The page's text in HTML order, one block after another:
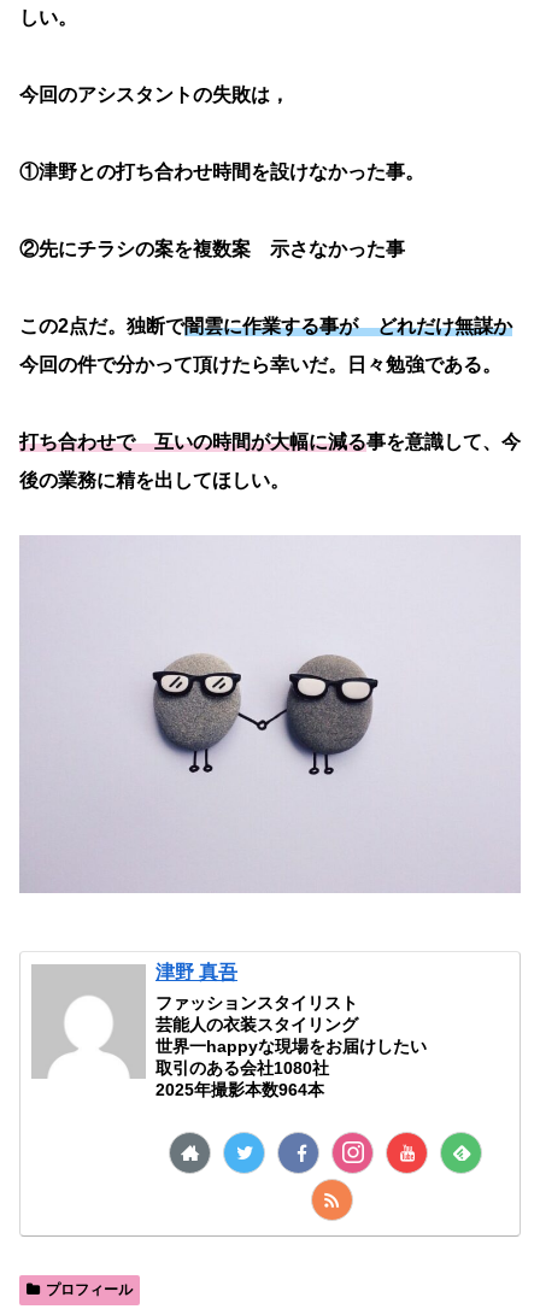
しい。
今回のアシスタントの失敗は，
①津野との打ち合わせ時間を設けなかった事。
②先にチラシの案を複数案 示さなかった事
この2点だ。独断で闇雲に作業する事が どれだけ無謀か
今回の件で分かって頂けたら幸いだ。日々勉強である。
打ち合わせで 互いの時間が大幅に減る事を意識して、今
後の業務に精を出してほしい。
津野 真吾
ファッションスタイリスト
芸能人の衣装スタイリング
世界一happyな現場をお届けしたい
取引のある会社1080社
2025年撮影本数964本
プロフィール